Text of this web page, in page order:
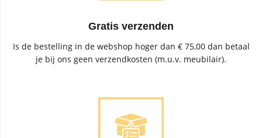
Gratis verzenden
Is de bestelling in de webshop hoger dan € 75,00 dan betaal
je bij ons geen verzendkosten (m.u.v. meubilair).